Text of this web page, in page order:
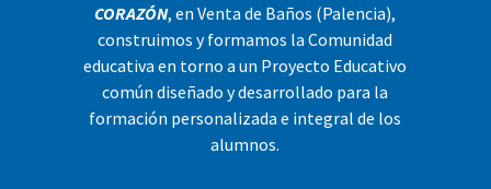
CORAZÓN, en Venta de Baños (Palencia),
construimos y formamos la Comunidad
educativa en torno a un Proyecto Educativo
común diseñado y desarrollado para la
formación personalizada e integral de los
alumnos.